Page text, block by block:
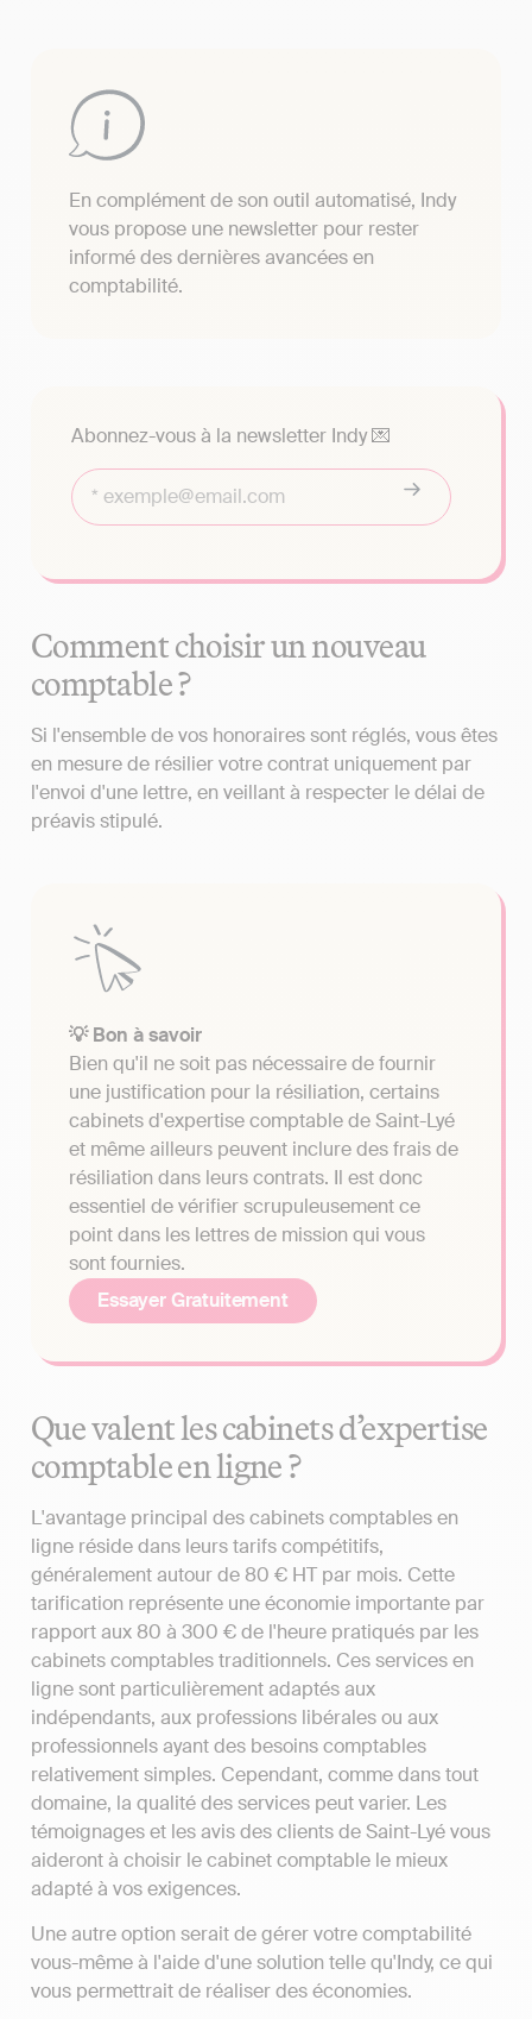
En complément de son outil automatisé, Indy
vous propose une newsletter pour rester
informé des dernières avancées en
comptabilité.
Abonnez-vous à la newsletter Indy 💌
Comment choisir un nouveau
comptable ?
Si l'ensemble de vos honoraires sont réglés, vous êtes
en mesure de résilier votre contrat uniquement par
l'envoi d'une lettre, en veillant à respecter le délai de
préavis stipulé.
💡 Bon à savoir
Bien qu'il ne soit pas nécessaire de fournir
une justification pour la résiliation, certains
cabinets d'expertise comptable de Saint-Lyé
et même ailleurs peuvent inclure des frais de
résiliation dans leurs contrats. Il est donc
essentiel de vérifier scrupuleusement ce
point dans les lettres de mission qui vous
sont fournies.
Essayer Gratuitement
Que valent les cabinets d’expertise
comptable en ligne ?
L'avantage principal des cabinets comptables en
ligne réside dans leurs tarifs compétitifs,
généralement autour de 80 € HT par mois. Cette
tarification représente une économie importante par
rapport aux 80 à 300 € de l'heure pratiqués par les
cabinets comptables traditionnels. Ces services en
ligne sont particulièrement adaptés aux
indépendants, aux professions libérales ou aux
professionnels ayant des besoins comptables
relativement simples. Cependant, comme dans tout
domaine, la qualité des services peut varier. Les
témoignages et les avis des clients de Saint-Lyé vous
aideront à choisir le cabinet comptable le mieux
adapté à vos exigences.
Une autre option serait de gérer votre comptabilité
vous-même à l'aide d'une solution telle qu'Indy, ce qui
vous permettrait de réaliser des économies.